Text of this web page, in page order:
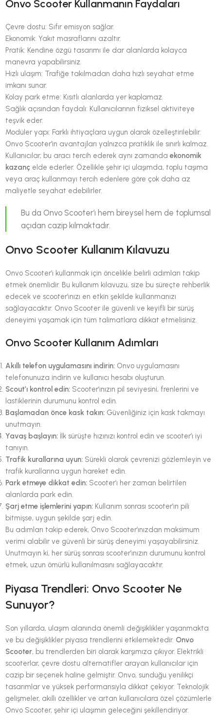
Onvo Scooter Kullanmanın Faydaları
Çevre dostu: Sıfır emisyon sağlar.
Ekonomik: Yakıt masraflarını azaltır.
Pratik: Kendine özgü tasarımı ile dar alanlarda kolayca
manevra yapabilirsiniz.
Hızlı ulaşım: Trafiğe takılmadan daha hızlı seyahat etme
imkanı sunar.
Kolay park etme: Kısıtlı alanlarda yer kaplamaz.
Sağlık açısından faydalı: Kullanıcılarının fiziksel aktiviteye
teşvik eder.
Modüler yapı: Farklı ihtiyaçlara uygun olarak özelleştirilebilir.
Onvo Scooter’in avantajları yalnızca pratiklik ile sınırlı kalmaz.
Kullanıcılar, bu aracı tercih ederek aynı zamandaekonomik
kazanç elde ederler. Özellikle şehir içi ulaşımda, toplu taşıma
veya araç kullanmayı tercih edenlere göre çok daha az
maliyetle seyahat edebilirler.
Bu da Onvo Scooter’ı hem bireysel hem de toplumsal
açıdan cazip kılmaktadır.
Onvo Scooter Kullanım Kılavuzu
Onvo Scooter’ı kullanmak için öncelikle belirli adımları takip
etmek önemlidir. Bu kullanım kılavuzu, size bu süreçte rehberlik
edecek ve scooter’ınızı en etkin şekilde kullanmanızı
sağlayacaktır. Onvo Scooter ile güvenli ve keyifli bir sürüş
deneyimi yaşamak için tüm talimatlara dikkat etmelisiniz.
Onvo Scooter Kullanım Adımları
Akıllı telefon uygulamasını indirin: Onvo uygulamasını
telefonunuza indirin ve kullanıcı hesabı oluşturun.
Scout’ı kontrol edin: Scooter’ınızın pil seviyesini, frenlerini ve
lastiklerinin durumunu kontrol edin.
Başlamadan önce kask takın: Güvenliğiniz için kask takmayı
unutmayın.
Yavaş başlayın: İlk sürüşte hızınızı kontrol edin ve scooter’ı iyi
tanıyın.
Trafik kurallarına uyun: Sürekli olarak çevrenizi gözlemleyin ve
trafik kurallarına uygun hareket edin.
Park etmeye dikkat edin: Scooter’ı her zaman belirtilen
alanlarda park edin.
Şarj etme işlemlerini yapın: Kullanım sonrası scooter’ın pili
bitmişse, uygun şekilde şarj edin.
Bu adımları takip ederek, Onvo Scooter’ınızdan maksimum
verimi alabilir ve güvenli bir sürüş deneyimi yaşayabilirsiniz.
Unutmayın ki, her sürüş sonrası scooter’ınızın durumunu kontrol
etmek, uzun ömürlü kullanılmasını sağlayacaktır.
Piyasa Trendleri: Onvo Scooter Ne
Sunuyor?
Son yıllarda, ulaşım alanında önemli değişiklikler yaşanmakta
ve bu değişiklikler piyasa trendlerini etkilemektedir. Onvo
Scooter, bu trendlerden biri olarak karşımıza çıkıyor. Elektrikli
scooterlar, çevre dostu alternatifler arayan kullanıcılar için
cazip bir seçenek haline gelmiştir. Onvo, sunduğu yenilikçi
tasarımlar ve yüksek performansıyla dikkat çekiyor. Teknolojik
gelişmeler, akıllı özellikler ve artan kullanıcılara özel çözümlerle
Onvo Scooter, şehir içi ulaşımın geleceğini şekillendiriyor.